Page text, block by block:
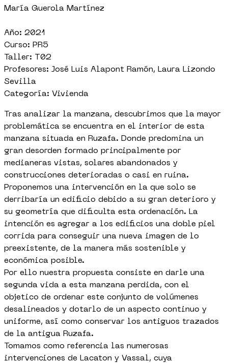
María Guerola Martínez
Año: 2021
Curso: PR5
Taller: T02
Profesores: José Luis Alapont Ramón, Laura Lizondo
Sevilla
Categoría: Vivienda
Tras analizar la manzana, descubrimos que la mayor
problemática se encuentra en el interior de esta
manzana situada en Ruzafa. Donde predomina un
gran desorden formado principalmente por
medianeras vistas, solares abandonados y
construcciones deterioradas o casi en ruina.
Proponemos una intervención en la que solo se
derribaría un edificio debido a su gran deterioro y
su geometría que dificulta esta ordenación. La
intención es agregar a los edificios una doble piel
corrida para conseguir una nueva imagen de lo
preexistente, de la manera más sostenible y
económica posible.
Por ello nuestra propuesta consiste en darle una
segunda vida a esta manzana perdida, con el
objetico de ordenar este conjunto de volúmenes
desalineados y dotarlo de un aspecto continuo y
uniforme, así como conservar los antiguos trazados
de la antigua Ruzafa.
Tomamos como referencia las numerosas
intervenciones de Lacaton y Vassal, cuya